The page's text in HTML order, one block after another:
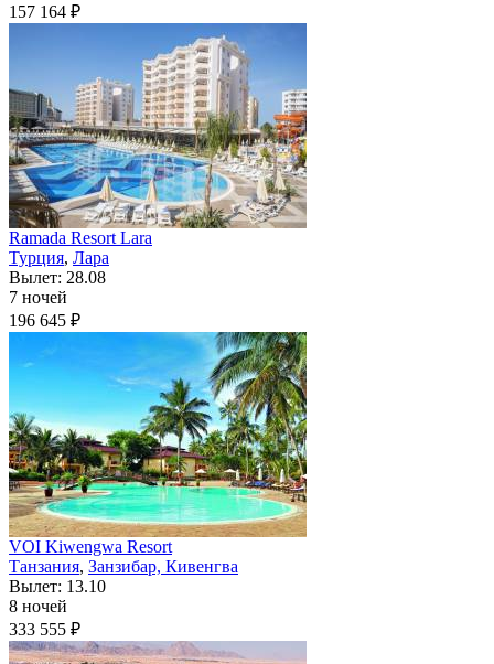
157 164 ₽
Ramada Resort Lara
Турция, Лара
Вылет: 28.08
7 ночей
196 645 ₽
VOI Kiwengwa Resort
Танзания, Занзибар, Кивенгва
Вылет: 13.10
8 ночей
333 555 ₽